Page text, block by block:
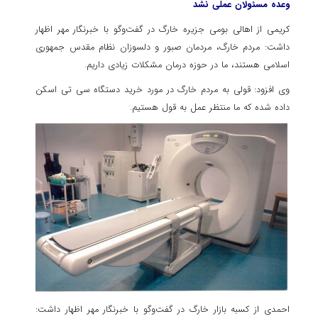
وعده مسئولان عملی نشد
کریمی از اهالی بومی جزیره خارگدر گفت‌وگو با خبرنگار مهر اظهار
داشت: مردم خارگ، مردمان صبور و دلسوزان نظام مقدس جمهوری
اسلامی هستند، ما در حوزه درمان مشکلات زیادی داریم.
وی افزود: قولی به مردم خارگدر مورد خرید دستگاه سی تی اسکن
داده شده که ما منتظر عمل به قول هستیم.
احمدی از کسبه بازار خارگ در گفت‌وگو با خبرنگار مهر اظهار داشت: